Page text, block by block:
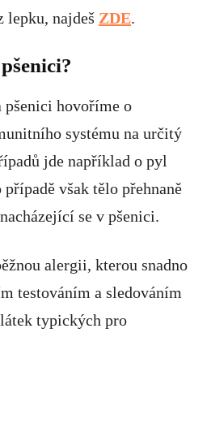
lepku, najdeš ZDE.
pšenici hovoříme o
systému na určitý
jde například o pyl
však tělo přehnaně
se v pšenici.
alergii, kterou snadno
testováním a sledováním
typických pro